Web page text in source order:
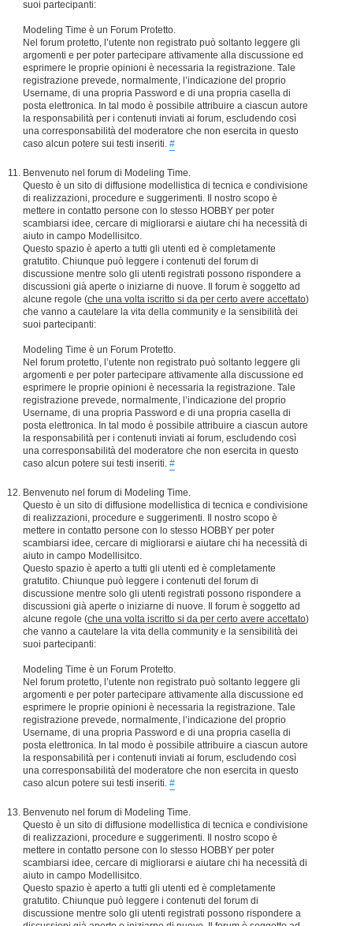
suoi partecipanti:
Modeling Time è un Forum Protetto.
Nel forum protetto, l’utente non registrato può soltanto leggere gli
argomenti e per poter partecipare attivamente alla discussione ed
esprimere le proprie opinioni è necessaria la registrazione. Tale
registrazione prevede, normalmente, l’indicazione del proprio
Username, di una propria Password e di una propria casella di
posta elettronica. In tal modo è possibile attribuire a ciascun autore
la responsabilità per i contenuti inviati ai forum, escludendo così
una corresponsabilità del moderatore che non esercita in questo
caso alcun potere sui testi inseriti. #
Benvenuto nel forum di Modeling Time.
Questo è un sito di diffusione modellistica di tecnica e condivisione
di realizzazioni, procedure e suggerimenti. Il nostro scopo è
mettere in contatto persone con lo stesso HOBBY per poter
scambiarsi idee, cercare di migliorarsi e aiutare chi ha necessità di
aiuto in campo Modellisitco.
Questo spazio è aperto a tutti gli utenti ed è completamente
gratutito. Chiunque può leggere i contenuti del forum di
discussione mentre solo gli utenti registrati possono rispondere a
discussioni già aperte o iniziarne di nuove. Il forum è soggetto ad
alcune regole (che una volta iscritto si da per certo avere accettato)
che vanno a cautelare la vita della community e la sensibilità dei
suoi partecipanti:
Modeling Time è un Forum Protetto.
Nel forum protetto, l’utente non registrato può soltanto leggere gli
argomenti e per poter partecipare attivamente alla discussione ed
esprimere le proprie opinioni è necessaria la registrazione. Tale
registrazione prevede, normalmente, l’indicazione del proprio
Username, di una propria Password e di una propria casella di
posta elettronica. In tal modo è possibile attribuire a ciascun autore
la responsabilità per i contenuti inviati ai forum, escludendo così
una corresponsabilità del moderatore che non esercita in questo
caso alcun potere sui testi inseriti. #
Benvenuto nel forum di Modeling Time.
Questo è un sito di diffusione modellistica di tecnica e condivisione
di realizzazioni, procedure e suggerimenti. Il nostro scopo è
mettere in contatto persone con lo stesso HOBBY per poter
scambiarsi idee, cercare di migliorarsi e aiutare chi ha necessità di
aiuto in campo Modellisitco.
Questo spazio è aperto a tutti gli utenti ed è completamente
gratutito. Chiunque può leggere i contenuti del forum di
discussione mentre solo gli utenti registrati possono rispondere a
discussioni già aperte o iniziarne di nuove. Il forum è soggetto ad
alcune regole (che una volta iscritto si da per certo avere accettato)
che vanno a cautelare la vita della community e la sensibilità dei
suoi partecipanti:
Modeling Time è un Forum Protetto.
Nel forum protetto, l’utente non registrato può soltanto leggere gli
argomenti e per poter partecipare attivamente alla discussione ed
esprimere le proprie opinioni è necessaria la registrazione. Tale
registrazione prevede, normalmente, l’indicazione del proprio
Username, di una propria Password e di una propria casella di
posta elettronica. In tal modo è possibile attribuire a ciascun autore
la responsabilità per i contenuti inviati ai forum, escludendo così
una corresponsabilità del moderatore che non esercita in questo
caso alcun potere sui testi inseriti. #
Benvenuto nel forum di Modeling Time.
Questo è un sito di diffusione modellistica di tecnica e condivisione
di realizzazioni, procedure e suggerimenti. Il nostro scopo è
mettere in contatto persone con lo stesso HOBBY per poter
scambiarsi idee, cercare di migliorarsi e aiutare chi ha necessità di
aiuto in campo Modellisitco.
Questo spazio è aperto a tutti gli utenti ed è completamente
gratutito. Chiunque può leggere i contenuti del forum di
discussione mentre solo gli utenti registrati possono rispondere a